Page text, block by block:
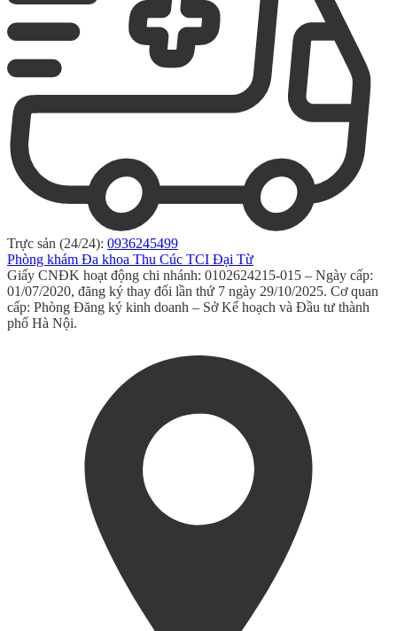
Trực sản (24/24): 0936245499
Phòng khám Đa khoa Thu Cúc TCI Đại Từ
Giấy CNĐK hoạt động chi nhánh: 0102624215-015 – Ngày cấp:
01/07/2020, đăng ký thay đổi lần thứ 7 ngày 29/10/2025. Cơ quan
cấp: Phòng Đăng ký kinh doanh – Sở Kế hoạch và Đầu tư thành
phố Hà Nội.